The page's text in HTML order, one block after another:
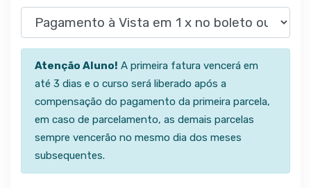
Atenção Aluno! A primeira fatura vencerá em
até 3 dias e o curso será liberado após a
compensação do pagamento da primeira parcela,
em caso de parcelamento, as demais parcelas
sempre vencerão no mesmo dia dos meses
subsequentes.